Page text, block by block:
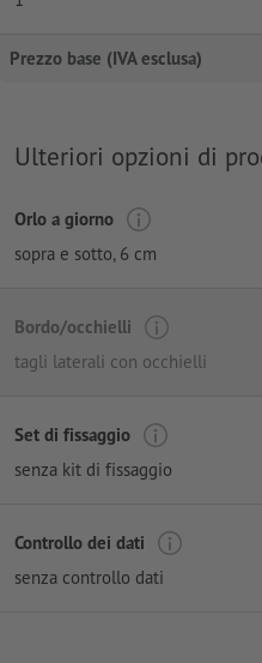
Prezzo base (IVA esclusa)
Ulteriori opzioni di
Orlo a giorno
sopra e sotto, 6 cm
Bordo/occhielli
tagli laterali con occhielli
Set di fissaggio
senza kit di fissaggio
Controllo dei dati
senza controllo dati